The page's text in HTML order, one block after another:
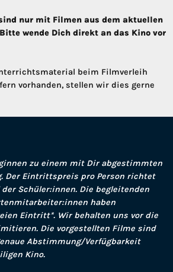
nur mit Filmen aus dem aktuellen
wende Dich direkt an das Kino vor
beim Filmverleih
vorhanden, stellen wir dies gerne
zu einem mit Dir abgestimmten
Der Eintrittspreis pro Person richtet
Schüler:innen. Die begleitenden
haben
Eintritt*. Wir behalten uns vor die
Die vorgestellten Filme sind
Abstimmung/Verfügbarkeit
Kino.